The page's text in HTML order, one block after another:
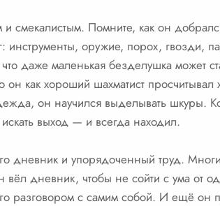
смекалистым. Помните, как он
оружие, порох, гвозди,
даже маленькая безделушка может
как хороший шахматист
он научился выделывать шкуры.
выход — и всегда находил.
дневник и упорядоченный труд.
вёл дневник, чтобы не сойти с ума от
разговором с самим собой. И ещё он